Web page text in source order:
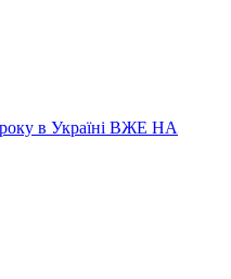
в Україні ВЖЕ НА